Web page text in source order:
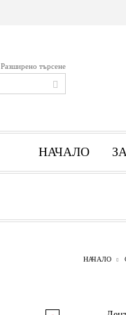
Разширено търсене
НАЧАЛО
НАЧАЛО